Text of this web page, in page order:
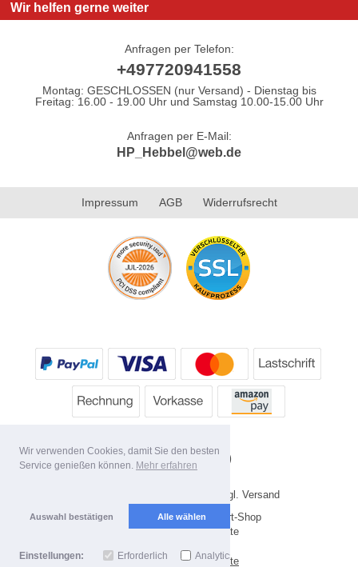
Wir verwenden Cookies, damit Sie den besten
Service genießen können. Mehr erfahren
Auswahl bestätigen Alle wählen
Einstellungen: Erforderlich Analytics
Wir helfen gerne weiter
Anfragen per Telefon:
+497720941558
Montag: GESCHLOSSEN (nur Versand) - Dienstag bis
Freitag: 16.00 - 19.00 Uhr und Samstag 10.00-15.00 Uhr
Anfragen per E-Mail:
HP_Hebbel@web.de
Impressum AGB Widerrufsrecht
* Alle Preise inkl. MwSt. evtl. zzgl. Versand
Copyright 2026 by HP's Sport-Shop
Mobile Shop by Shopgate
Zur klassischen Webseite